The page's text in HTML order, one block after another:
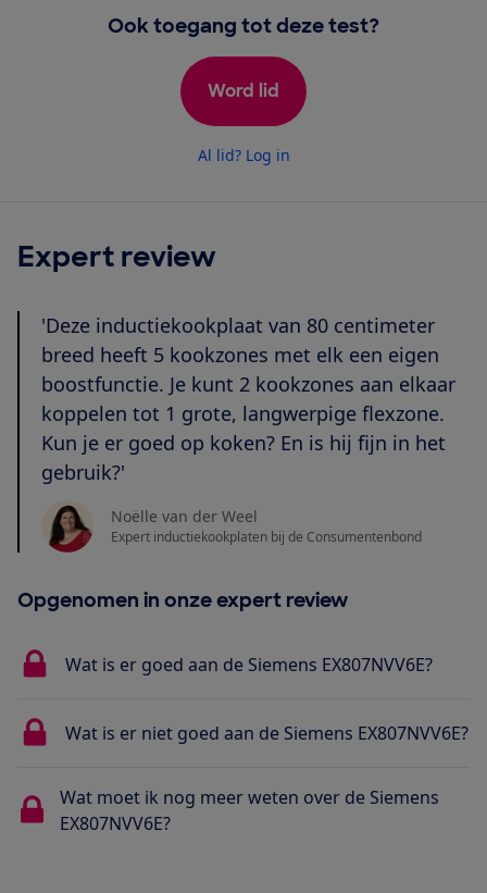
Ook toegang tot deze test?
Word lid
Al lid? Log in
Expert review
'Deze inductiekookplaat van 80 centimeter
breed heeft 5 kookzones met elk een eigen
boostfunctie. Je kunt 2 kookzones aan elkaar
koppelen tot 1 grote, langwerpige flexzone.
Kun je er goed op koken? En is hij fijn in het
gebruik?'
Noëlle van der Weel
Expert inductiekookplaten bij de Consumentenbond
Opgenomen in onze expert review
Wat is er goed aan de Siemens EX807NVV6E?
Wat is er niet goed aan de Siemens EX807NVV6E?
Wat moet ik nog meer weten over de Siemens
EX807NVV6E?